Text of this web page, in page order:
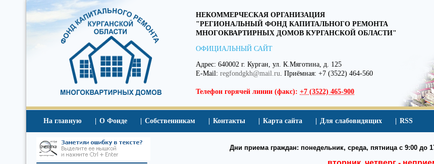
НЕКОММЕРЧЕСКАЯ ОРГАНИЗАЦИЯ
"РЕГИОНАЛЬНЫЙ ФОНД КАПИТАЛЬНОГО РЕМОНТА
МНОГОКВАРТИРНЫХ ДОМОВ КУРГАНСКОЙ ОБЛАСТИ"
ОФИЦИАЛЬНЫЙ САЙТ
Адрес: 640002 г. Курган, ул. К.Мяготина, д. 125
E-Mail: regfondgkh@mail.ru. Приёмная: +7 (3522) 464-560
Телефон горячей линии (факс): +7 (3522) 465-900
На главную О Фонде Собственникам Контакты Карта сайта Для слабовидящих RSS
Дни приема граждан: понедельник, среда, пятница с 9:00 до